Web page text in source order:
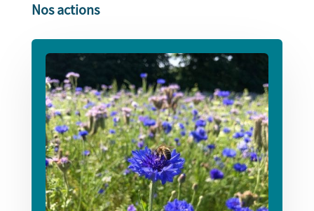
Nos actions